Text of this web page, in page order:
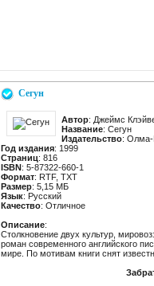
Сегун
Автор: Джеймс
Название: Сегун
Издательство:
Год издания: 1999
Страниц: 816
ISBN: 5-87322-660-1
Формат: RTF, TXT
Размер: 5,15 МБ
Язык: Русский
Качество: Отличное
Описание:
Столкновение двух культур,
роман современного английского
мире. По мотивам книги снят